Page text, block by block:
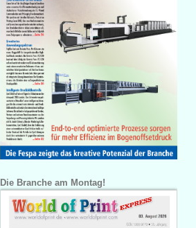
Die Branche am Montag!